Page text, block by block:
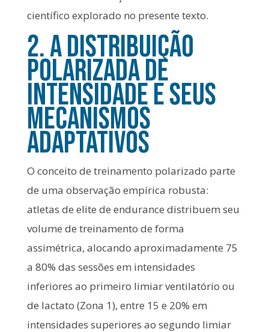
científico explorado no presente texto.
2. A Distribuição
Polarizada de
Intensidade e seus
Mecanismos
Adaptativos
O conceito de treinamento polarizado parte
de uma observação empírica robusta:
atletas de elite de endurance distribuem seu
volume de treinamento de forma
assimétrica, alocando aproximadamente 75
a 80% das sessões em intensidades
inferiores ao primeiro limiar ventilatório ou
de lactato (Zona 1), entre 15 e 20% em
intensidades superiores ao segundo limiar